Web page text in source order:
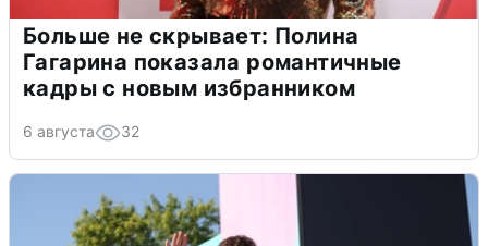
Больше не скрывает: Полина
Гагарина показала романтичные
кадры с новым избранником
6 августа 32